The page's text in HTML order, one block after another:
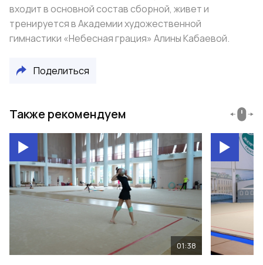
входит в основной состав сборной, живет и
тренируется в Академии художественной
гимнастики «Небесная грация» Алины Кабаевой.
Поделиться
Также рекомендуем
01:38